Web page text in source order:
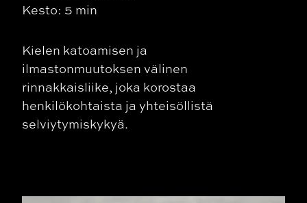
Kesto: 5 min
Kielen katoamisen ja
ilmastonmuutoksen välinen
rinnakkaisliike, joka korostaa
henkilökohtaista ja yhteisöllistä
selviytymiskykyä.